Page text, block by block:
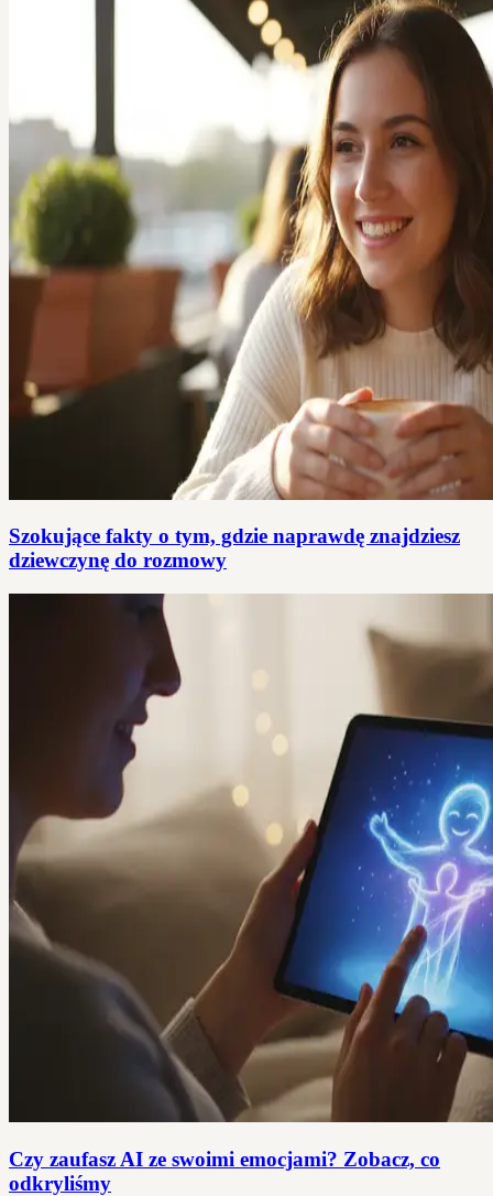
Szokujące fakty o tym, gdzie naprawdę znajdziesz
dziewczynę do rozmowy
Czy zaufasz AI ze swoimi emocjami? Zobacz, co
odkryliśmy